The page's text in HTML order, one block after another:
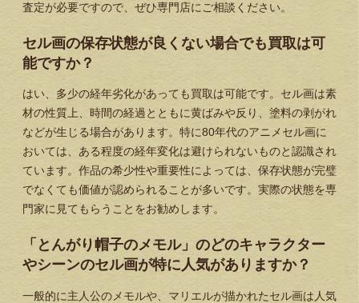
査定が必要ですので、ぜひ専門店にご相談ください。
セル画の保存状態が良くない場合でも買取は可
能ですか？
はい、多少の経年劣化があっても買取は可能です。セル画は素
材の性質上、時間の経過とともに黄ばみや反り、塗料の剥がれ
などが生じる場合があります。特に80年代のアニメセル画に
おいては、ある程度の経年変化は避けられないものと認識され
ています。作品の希少性や重要性によっては、保存状態が完璧
でなくても価値が認められることが多いです。実際の状態を専
門家に見てもらうことをお勧めします。
「とんがり帽子のメモル」のどのキャラクター
やシーンのセル画が特に人気がありますか？
一般的に主人公のメモルや、マリエルが描かれたセル画は人気